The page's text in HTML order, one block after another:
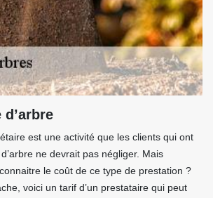
est une activité que les clients qui ont
ne devrait pas négliger. Mais
le coût de ce type de prestation ?
voici un tarif d’un prestataire qui peut